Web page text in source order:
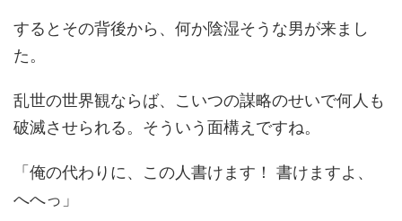
するとその背後から、何か陰湿そうな男が来まし
た。
乱世の世界観ならば、こいつの謀略のせいで何人も
破滅させられる。そういう面構えですね。
「俺の代わりに、この人書けます！ 書けますよ、
へへっ」